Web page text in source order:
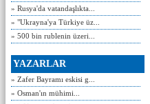
» Rusya'da vatandaşlıkta...
» "Ukrayna'ya Türkiye üz...
» 500 bin rublenin üzeri...
YAZARLAR
» Zafer Bayramı eskisi g...
» Osman'ın mühimi...